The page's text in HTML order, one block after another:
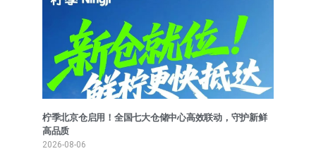
柠季北京仓启用！全国七大仓储中心高效联动，守护新鲜
高品质
2026-08-06